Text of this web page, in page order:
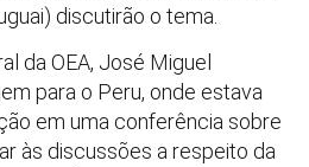
discutirão o tema.
da OEA, José Miguel
para o Peru, onde estava
em uma conferência sobre
às discussões a respeito da